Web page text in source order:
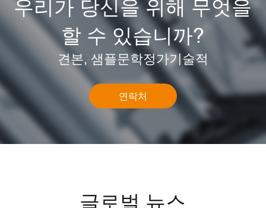
우리가 당신을 위해 무엇을
할 수 있습니까?
견본, 샘플문학정가기술적
연락처
글로벌 뉴스